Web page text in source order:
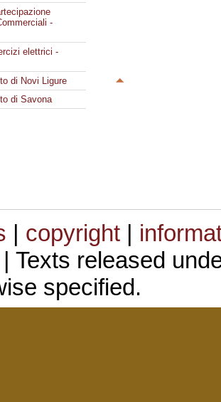
-
elettrici -
di Novi Ligure
di Savona
| copyright|
Texts released
specified.